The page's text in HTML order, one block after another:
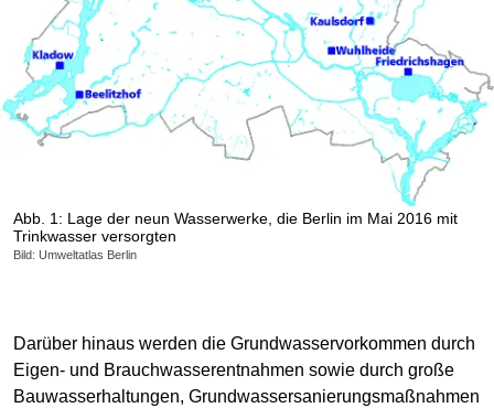
Abb. 1: Lage der neun Wasserwerke, die Berlin im Mai 2016 mit
Trinkwasser versorgten
Bild: Umweltatlas Berlin
Darüber hinaus werden die Grundwasservorkommen durch
Eigen- und Brauchwasserentnahmen sowie durch große
Bauwasserhaltungen, Grundwassersanierungsmaßnahmen